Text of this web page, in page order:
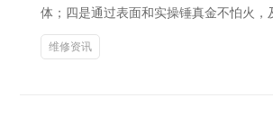
体；四是通过表面和实操锤真金不怕火，
维修资讯